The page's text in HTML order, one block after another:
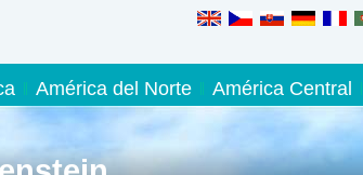
América del Norte América Central